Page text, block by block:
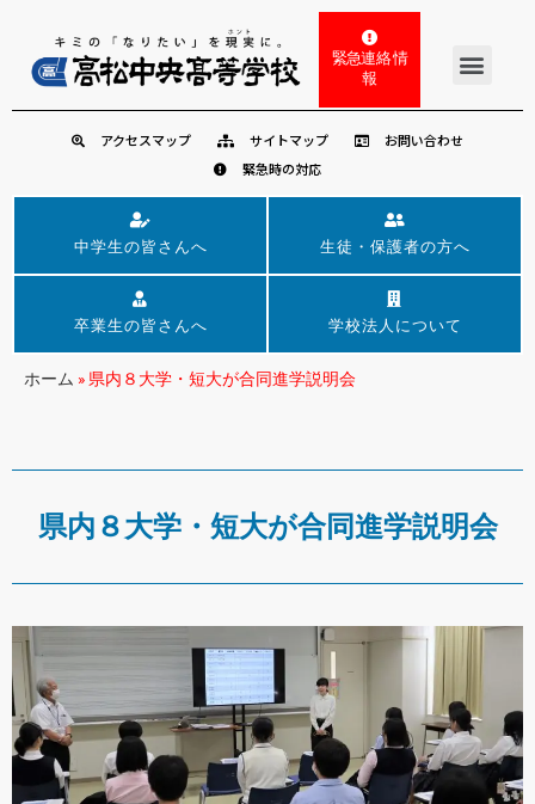
緊急連絡 情
報
アクセスマップ サイトマップ
お問い合わせ
緊急時の対応
中学生の皆さんへ 生徒・保護者の方へ
卒業生の皆さんへ 学校法人について
ホーム » 県内８大学・短大が合同進学説明会
県内８大学・短大が合同進学説明会